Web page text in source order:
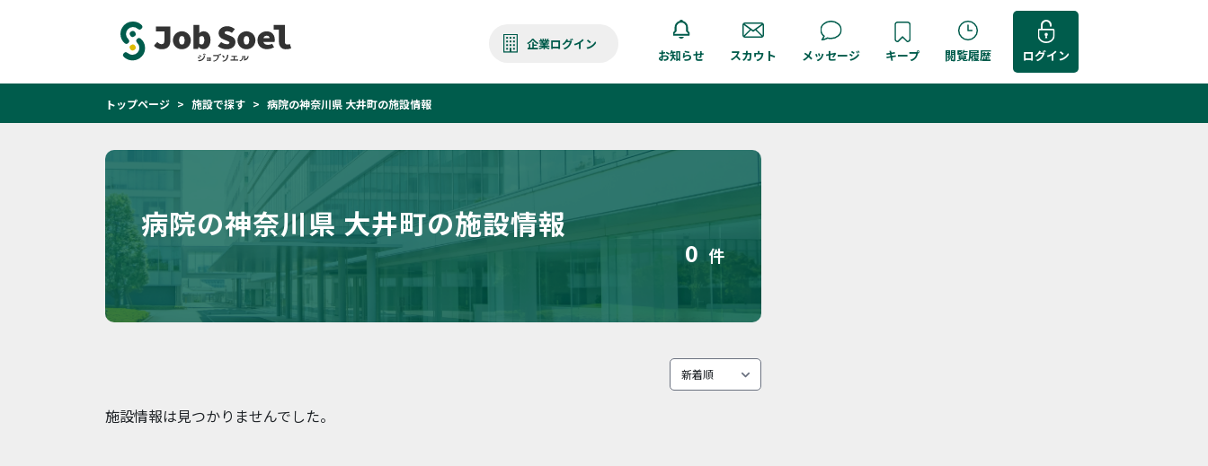
企業ログイン
お知らせ スカウト メッセージ キープ 閲覧履歴 ログイン
トップページ 施設で探す 病院の神奈川県 大井町の施設情報
病院の神奈川県 大井町の施設情報
0 件
施設情報は見つかりませんでした。